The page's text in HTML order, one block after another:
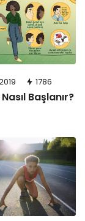
1786
Başlanır?